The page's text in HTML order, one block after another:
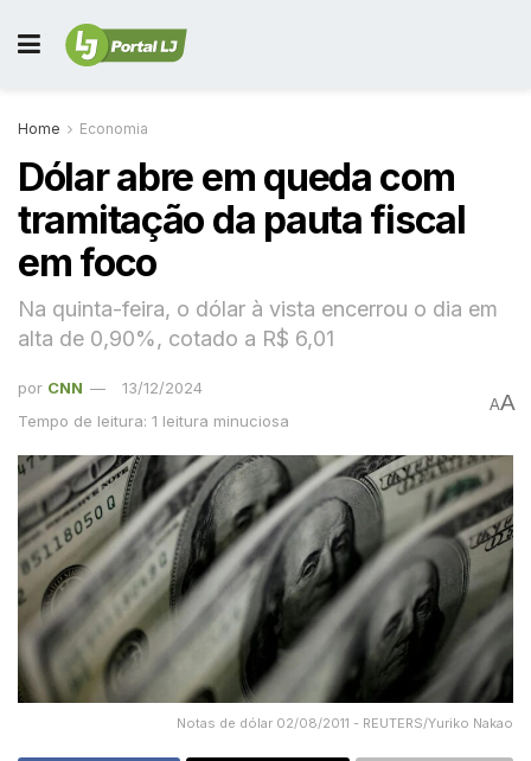
Home Economia
Dólar abre em queda com
tramitação da pauta fiscal
em foco
Na quinta-feira, o dólar à vista encerrou o dia em
alta de 0,90%, cotado a R$ 6,01
por CNN
13/12/2024
Tempo de leitura: 1 leitura minuciosa
AA
Notas de dólar 02/08/2011 - REUTERS/Yuriko Nakao